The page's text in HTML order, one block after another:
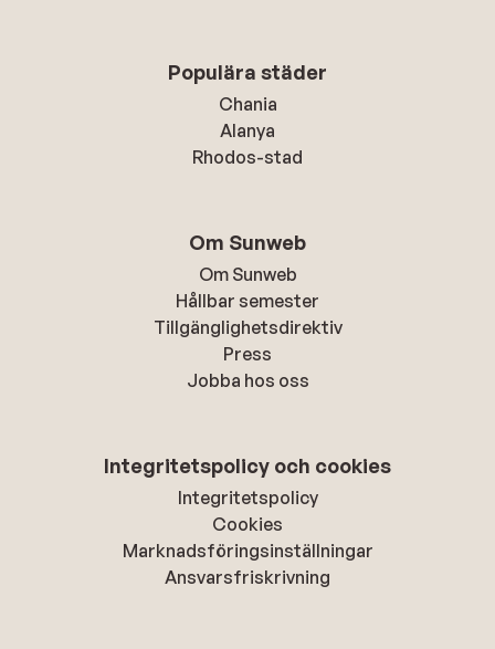
Populära städer
Chania
Alanya
Rhodos-stad
Om Sunweb
Om Sunweb
Hållbar semester
Tillgänglighetsdirektiv
Press
Jobba hos oss
Integritetspolicy och cookies
Integritetspolicy
Cookies
Marknadsföringsinställningar
Ansvarsfriskrivning